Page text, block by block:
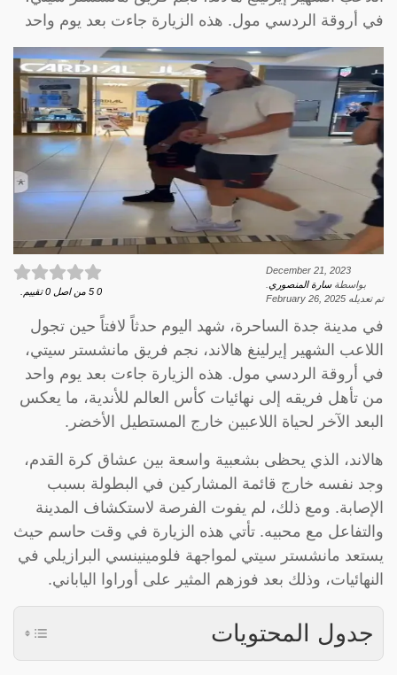
في أروقة الردسي مول. هذه الزيارة جاءت بعد يوم واحد
December 21, 2023
بواسطةسارة المنصوري
تم تعديله February 26, 2025
0
5 من اصل 0 تقييم.
في مدينة جدة الساحرة، شهد اليوم حدثاً لافتاً حين تجول
اللاعب الشهير إيرلينغ هالاند، نجم فريق مانشستر سيتي،
في أروقة الردسي مول. هذه الزيارة جاءت بعد يوم واحد
من تأهل فريقه إلى نهائيات كأس العالم للأندية، ما يعكس
البعد الآخر لحياة اللاعبين خارج المستطيل الأخضر.
هالاند، الذي يحظى بشعبية واسعة بين عشاق كرة القدم،
وجد نفسه خارج قائمة المشاركين في البطولة بسبب
الإصابة. ومع ذلك، لم يفوت الفرصة لاستكشاف المدينة
والتفاعل مع محبيه. تأتي هذه الزيارة في وقت حاسم حيث
يستعد مانشستر سيتي لمواجهة فلومينينسي البرازيلي في
النهائيات، وذلك بعد فوزهم المثير على أوراوا الياباني.
جدول المحتويات